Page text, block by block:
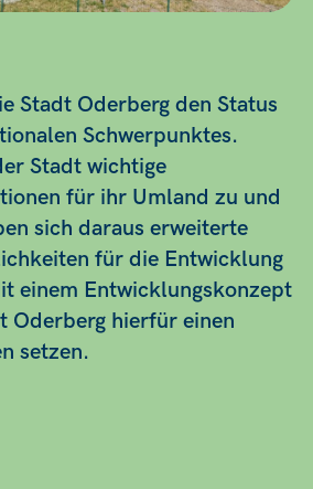
Stadt Oderberg den Status
Schwerpunktes.
Stadt wichtige
für ihr Umland zu und
sich daraus erweiterte
für die Entwicklung
einem Entwicklungskonzept
Oderberg hierfür einen
setzen.